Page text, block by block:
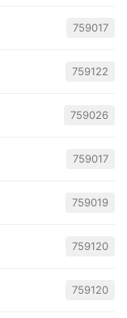
759017
759122
759026
759017
759019
759120
759120